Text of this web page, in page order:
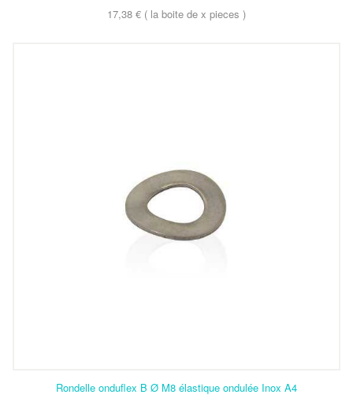
17,38 € ( la boite de x pieces )
Rondelle onduflex B Ø M8 élastique ondulée Inox A4